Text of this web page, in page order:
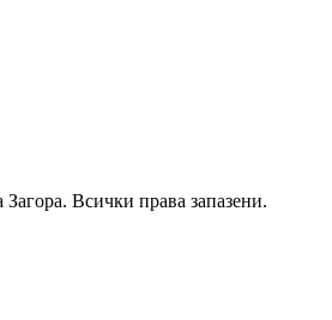
Всички права запазени.